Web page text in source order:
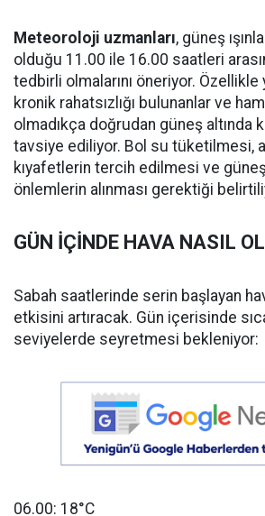
Meteoroloji uzmanları, güneş
olduğu 11.00 ile 16.00 saatleri
tedbirli olmalarını öneriyor. Özellikle
kronik rahatsızlığı bulunanlar ve
olmadıkça doğrudan güneş altında
tavsiye ediliyor. Bol su tüketilmesi,
kıyafetlerin tercih edilmesi ve
önlemlerin alınması gerektiği
GÜN İÇİNDE HAVA NASIL
Sabah saatlerinde serin başlayan
etkisini artıracak. Gün içerisinde
seviyelerde seyretmesi bekleniyor:
06.00: 18°C